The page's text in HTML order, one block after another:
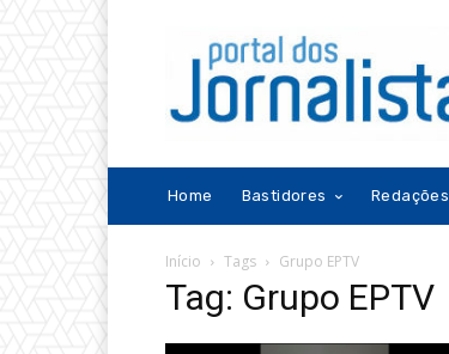
Home Bastidores Redações
Início Tags Grupo EPTV
Tag: Grupo EPTV